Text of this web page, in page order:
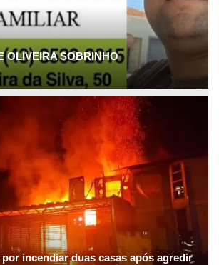
OLIVEIRA SOBRINHO
por incendiar duas casas após agredir